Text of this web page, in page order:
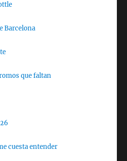
Barcelona
que faltan
cuesta entender